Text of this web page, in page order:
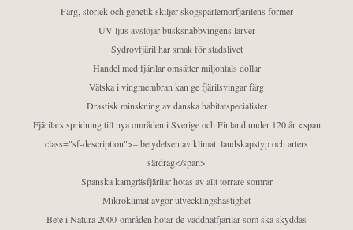
Färg, storlek och genetik skiljer skogspärlemorfjärilens former
UV-ljus avslöjar busksnabbvingens larver
Sydrovfjäril har smak för stadslivet
Handel med fjärilar omsätter miljontals dollar
Vätska i vingmembran kan ge fjärilsvingar färg
Drastisk minskning av danska habitatspecialister
Fjärilars spridning till nya områden i Sverige och Finland under 120 år <span
class="sf-description">– betydelsen av klimat, landskapstyp och arters
särdrag</span>
Spanska kamgräsfjärilar hotas av allt torrare somrar
Mikroklimat avgör utvecklingshastighet
Bete i Natura 2000-områden hotar de väddnätfjärilar som ska skyddas